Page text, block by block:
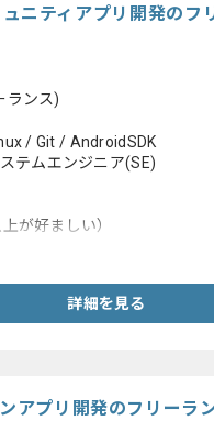
ニティアプリ開発のフ
ランス)
/ Git / AndroidSDK
テムエンジニア(SE)
が好ましい）
詳細を見る
アプリ開発のフリーラ